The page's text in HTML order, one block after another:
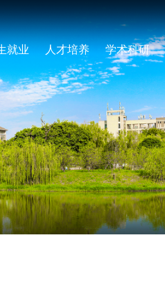
就业 人才培养 学术科研